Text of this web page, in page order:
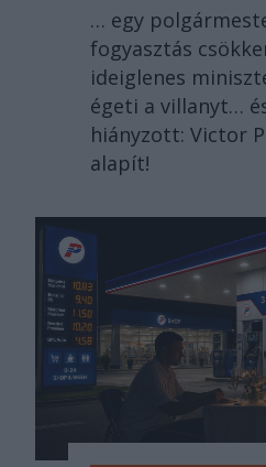
… egy
fogyasztás
ideiglenes
égeti a villanyt…
hiányzott: Victor
alapít!